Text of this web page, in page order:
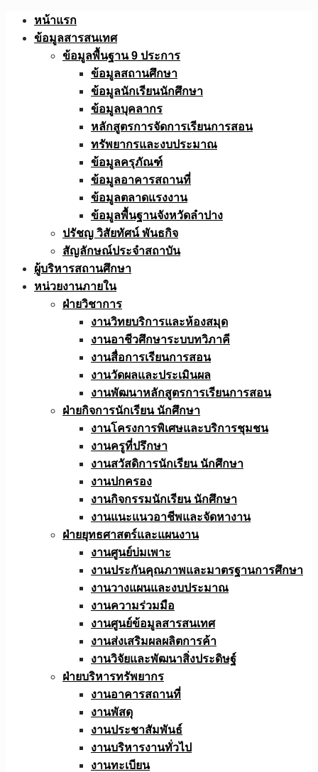
Skip
หน้าแรก
ข้อมูลสารสนเทศ
ข้อมูลพื้นฐาน 9 ประการ
ข้อมูลสถานศึกษา
ข้อมูลนักเรียนนักศึกษา
ข้อมูลบุคลากร
หลักสูตรการจัดการเรียนการสอน
ทรัพยากรและงบประมาณ
ข้อมูลครุภัณฑ์
ข้อมูลอาคารสถานที่
ข้อมูลตลาดแรงงาน
ข้อมูลพื้นฐานจังหวัดลำปาง
ปรัชญ วิสัยทัศน์ พันธกิจ
สัญลักษณ์ประจำสถาบัน
ผู้บริหารสถานศึกษา
หน่วยงานภายใน
ฝ่ายวิชาการ
งานวิทยบริการและห้องสมุด
งานอาชีวศึกษาระบบทวิภาคี
งานสื่อการเรียนการสอน
งานวัดผลและประเมินผล
งานพัฒนาหลักสูตรการเรียนการสอน
ฝ่ายกิจการนักเรียน นักศึกษา
งานโครงการพิเศษและบริการชุมชน
งานครูที่ปรึกษา
งานสวัสดิการนักเรียน นักศึกษา
งานปกครอง
งานกิจกรรมนักเรียน นักศึกษา
งานแนะแนวอาชีพและจัดหางาน
ฝ่ายยุทธศาสตร์และแผนงาน
งานศูนย์บ่มเพาะ
งานประกันคุณภาพและมาตรฐานการศึกษา
งานวางแผนและงบประมาณ
งานความร่วมมือ
งานศูนย์ข้อมูลสารสนเทศ
งานส่งเสริมผลผลิตการค้า
งานวิจัยและพัฒนาสิ่งประดิษฐ์
ฝ่ายบริหารทรัพยากร
งานอาคารสถานที่
งานพัสดุ
งานประชาสัมพันธ์
งานบริหารงานทั่วไป
งานทะเบียน